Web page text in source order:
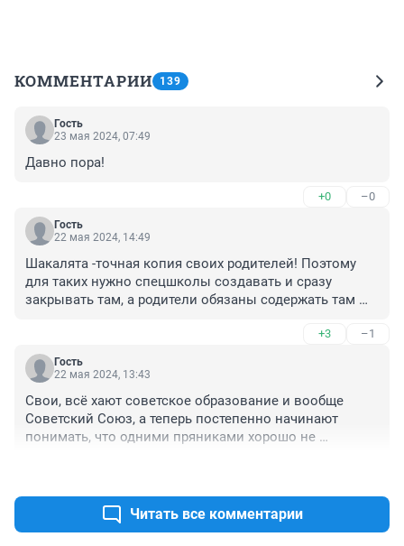
КОММЕНТАРИИ 139
Гость
23 мая 2024, 07:49
Давно пора!
+0 –0
Гость
22 мая 2024, 14:49
Шакалята -точная копия своих родителей! Поэтому
для таких нужно спецшколы создавать и сразу
закрывать там, а родители обязаны содержать там
+3 –1
Гость
22 мая 2024, 13:43
Свои, всё хают советское образование и вообще
Советский Союз, а теперь постепенно начинают
понимать, что одними пряниками хорошо не
вседозволенности, а уж дети и подавно.
Читать все комментарии